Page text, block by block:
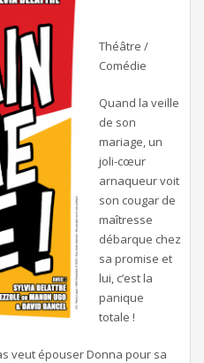
Théâtre /
Comédie
Quand la veille
de son
mariage, un
joli-cœur
arnaqueur voit
son cougar de
maîtresse
débarque chez
sa promise et
lui, c’est la
panique
totale !
veut épouser Donna pour sa